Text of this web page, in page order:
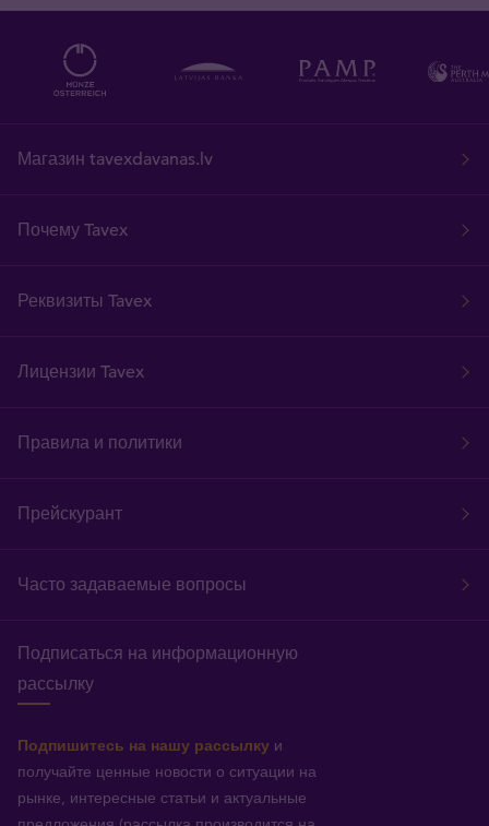
Магазин tavexdavanas.lv
Почему Tavex
Реквизиты Tavex
Лицензии Tavex
Правила и политики
Прейскурант
Часто задаваемые вопросы
Подписаться на информационную
рассылку
Подпишитесь на нашу рассылку и
получайте ценные новости о ситуации на
рынке, интересные статьи и актуальные